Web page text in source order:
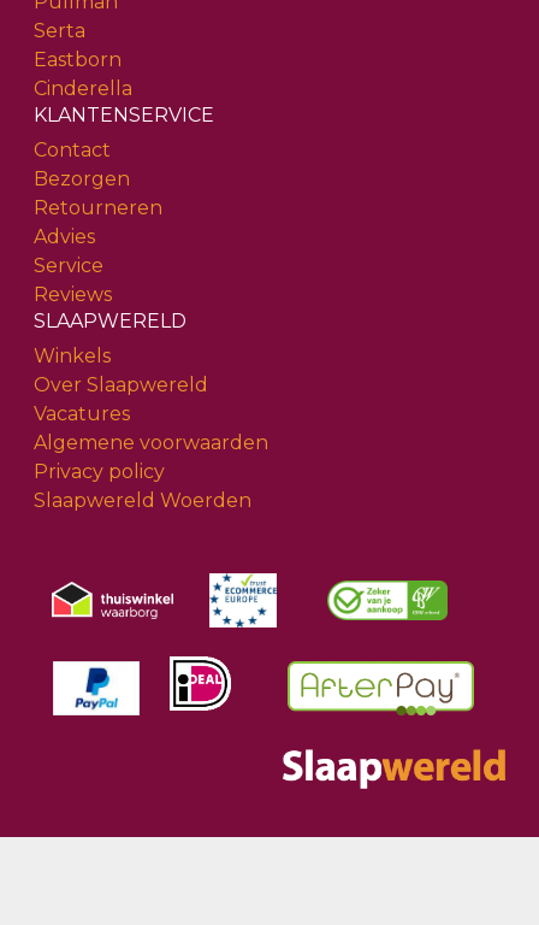
Serta
Eastborn
Cinderella
KLANTENSERVICE
Contact
Bezorgen
Retourneren
Advies
Service
Reviews
SLAAPWERELD
Winkels
Over Slaapwereld
Vacatures
Algemene voorwaarden
Privacy policy
Slaapwereld Woerden